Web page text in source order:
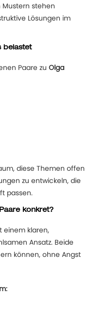
stehen
Lösungen im
belastet
Paare zu Olga
diese Themen offen
zu entwickeln, die
passen.
konkret?
einem klaren,
Ansatz. Beide
können, ohne Angst
: